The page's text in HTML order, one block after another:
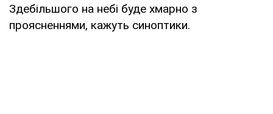
Здебільшого на небі буде хмарно з
проясненнями, кажуть синоптики.